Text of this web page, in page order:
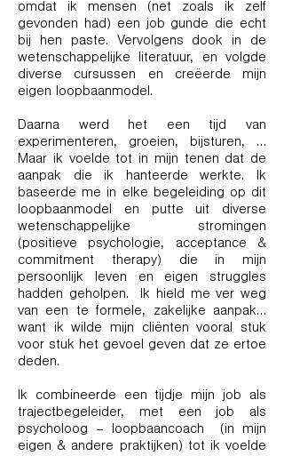
omdat ik mensen (net zoals ik zelf
gevonden had) een job gunde die echt
bij hen paste. Vervolgens dook in de
wetenschappelijke literatuur, en volgde
diverse cursussen en creëerde mijn
eigen loopbaanmodel.
Daarna werd het een tijd van
experimenteren, groeien, bijsturen, …
Maar ik voelde tot in mijn tenen dat de
aanpak die ik hanteerde werkte. Ik
baseerde me in elke begeleiding op dit
loopbaanmodel en putte uit diverse
wetenschappelijke stromingen
(positieve psychologie, acceptance &
commitment therapy) die in mijn
persoonlijk leven en eigen struggles
hadden geholpen. Ik hield me ver weg
van een te formele, zakelijke aanpak…
want ik wilde mijn cliënten vooral stuk
voor stuk het gevoel geven dat ze ertoe
deden.
Ik combineerde een tijdje mijn job als
trajectbegeleider, met een job als
psycholoog – loopbaancoach (in mijn
eigen & andere praktijken) tot ik voelde